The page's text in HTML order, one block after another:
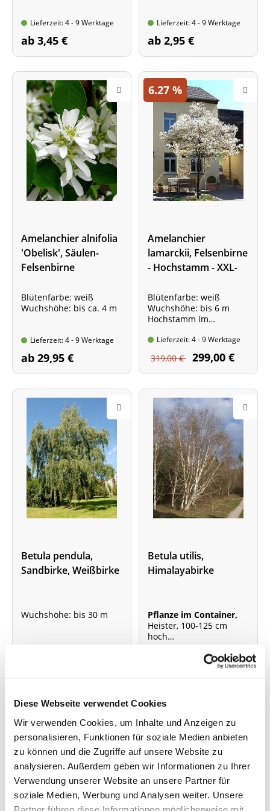
Diese Webseite verwendet Cookies
Wir verwenden Cookies, um Inhalte und Anzeigen zu
personalisieren, Funktionen für soziale Medien anbieten
zu können und die Zugriffe auf unsere Website zu
analysieren. Außerdem geben wir Informationen zu Ihrer
Verwendung unserer Website an unsere Partner für
soziale Medien, Werbung und Analysen weiter. Unsere
Lieferzeit: 4 - 9 Werktage
ab 3,45 €
Lieferzeit: 4 - 9 Werktage
ab 2,95 €
Amelanchier alnifolia
'Obelisk', Säulen-
Felsenbirne
Blütenfarbe: weiß
Wuchshöhe: bis ca. 4 m
Lieferzeit: 4 - 9 Werktage
ab 29,95 €
6.27 %
Amelanchier
lamarckii, Felsenbirne
- Hochstamm - XXL-
Blütenfarbe: weiß
Wuchshöhe: bis 6 m
Hochstamm im
Stammumfang 8 - 10 cm
Stammhöhe ca. 1,80 m
Lieferzeit: 4 - 9 Werktage
319,00 € 299,00 €
Betula pendula,
Sandbirke, Weißbirke
Wuchshöhe: bis 30 m
ab 3,45 €
Betula utilis,
Himalayabirke
Pflanze im Container,
Heister, 100-125 cm
hoch
Nicht lieferbar
49,95 €